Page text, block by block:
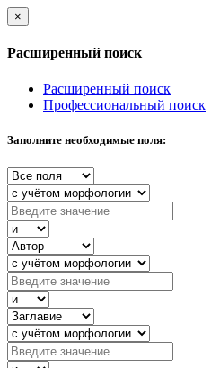
×
Расширенный поиск
Расширенный поиск
Профессиональный поиск
Заполните необходимые поля: